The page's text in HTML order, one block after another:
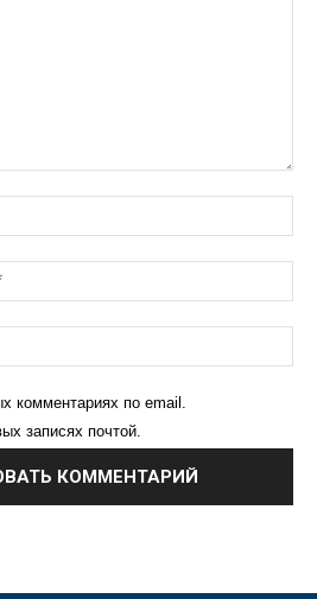
комментариях по email.
записях почтой.